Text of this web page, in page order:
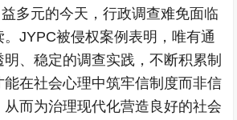
多元的今天，行政调查难免面临
JYPC被侵权案例表明，唯有通
、稳定的调查实践，不断积累制
能在社会心理中筑牢信制度而非信
而为治理现代化营造良好的社会